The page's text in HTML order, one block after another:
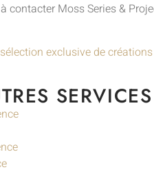
contacter Moss Series &
exclusive de